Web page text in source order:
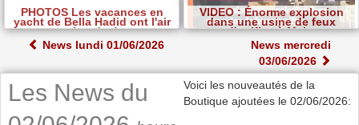
PHOTOS Les vacances en
yacht de Bella Hadid ont l'air
chaudes!
VIDEO : Énorme explosion
dans une usine de feux
d'artifice à Malte
News lundi 01/06/2026
News mercredi
03/06/2026
Les News du
Voici les nouveautés de la
Boutique ajoutées le 02/06/2026: